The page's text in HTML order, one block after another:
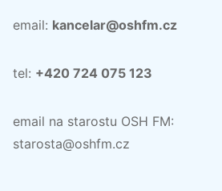
email: kancelar@oshfm.cz
tel: +420 724 075 123
email na starostu OSH FM:
starosta@oshfm.cz